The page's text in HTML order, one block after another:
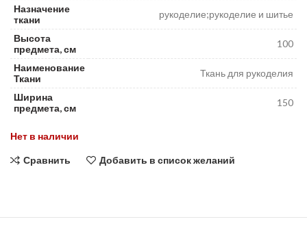
Назначение
ткани
рукоделие;рукоделие и шитье
Высота
предмета, см
100
Наименование
Ткани
Ткань для рукоделия
Ширина
предмета, см
150
Нет в наличии
Сравнить Добавить в список желаний